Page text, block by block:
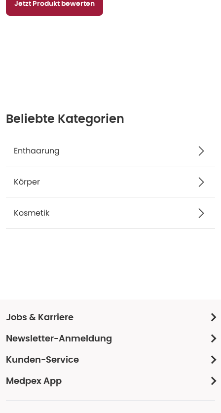
Jetzt Produkt bewerten
Beliebte Kategorien
Enthaarung
Körper
Kosmetik
Jobs & Karriere
Newsletter-Anmeldung
Kunden-Service
Medpex App